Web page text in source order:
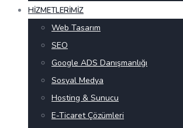
HIZMETLERIMIZ
Web Tasarım
SEO
Google ADS Danışmanlığı
Sosyal Medya
Hosting & Sunucu
E-Ticaret Çözümleri